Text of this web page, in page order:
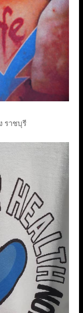
ราชบุรี